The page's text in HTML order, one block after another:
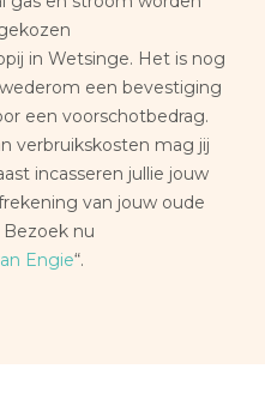
in Wetsinge. Het is nog
een bevestiging
een voorschotbedrag.
verbruikskosten mag jij
incasseren jullie jouw
van jouw oude
nu
Engie“.